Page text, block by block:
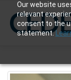
Our website
relevant
consent to the
statement.